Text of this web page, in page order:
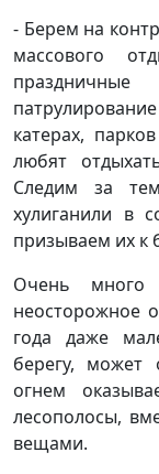
- Берем на
массового
катерах,
любят
Следим за
хулиганили в
призываем их к
Очень много
неосторожное
года даже
берегу, может
огнем
лесополосы,
вещами.